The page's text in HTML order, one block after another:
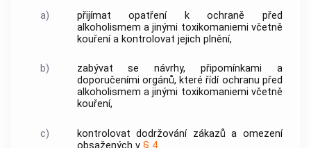
a)
přijímat opatření k ochraně před
alkoholismem a jinými toxikomaniemi včetně
kouření a kontrolovat jejich plnění,
b)
zabývat se návrhy, připomínkami a
doporučeními orgánů, které řídí ochranu před
alkoholismem a jinými toxikomaniemi včetně
kouření,
c)
kontrolovat dodržování zákazů a omezení
obsažených v § 4.